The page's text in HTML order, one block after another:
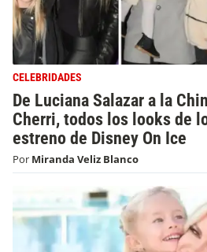
CELEBRIDADES
De Luciana Salazar a la
Cherri, todos los looks de
estreno de Disney On Ice
Por Miranda Veliz Blanco